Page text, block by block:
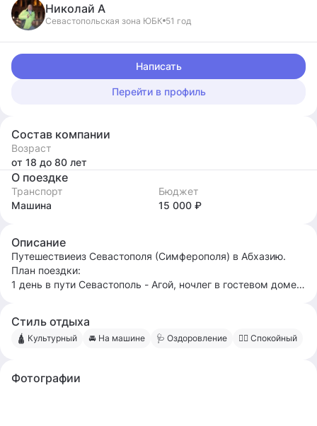
Николай А
Севастопольская зона ЮБК 51 год
Написать
Перейти в профиль
Состав компании
Возраст
от 18 до 80 лет
О поездке
Транспорт
Машина
Бюджет
15 000 ₽
Описание
Путешествиеиз Севастополя (Симферополя) в Абхазию.
План поездки:
1 день в пути Севастополь - Агой, ночлег в гостевом доме;
3 день: Илорское чудо.
Церковь Святого Георгия была известна не только в
Илорский храм: считалась, что любая просьба,
Стиль отдыха
🛕 Культурный 🚘 На машине 🩺️ Оздоровление 🧍‍♂️ Спокойный
Фотографии